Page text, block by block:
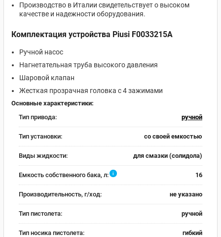
Производство в Италии свидетельствует о высоком
качестве и надежности оборудования.
Комплектация устройства Piusi F0033215A
Ручной насос
Нагнетательная труба высокого давления
Шаровой клапан
Жесткая прозрачная головка с 4 зажимами
Основные характеристики:
Тип привода:
ручной
Тип установки: со своей емкостью
Виды жидкости: для смазки (солидола)
Емкость собственного бака, л: i 16
Производительность, г/ход: не указано
Тип пистолета: ручной
Тип носика пистолета: гибкий